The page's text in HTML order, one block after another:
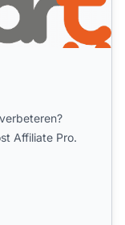
Affiliate Pro.